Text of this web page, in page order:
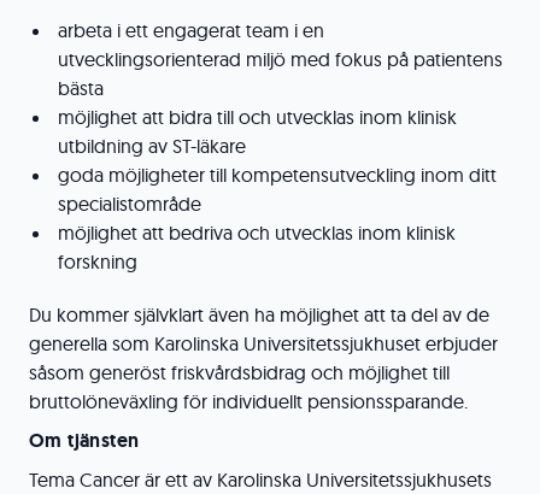
arbeta i ett engagerat team i en
utvecklingsorienterad miljö med fokus på patientens
bästa
möjlighet att bidra till och utvecklas inom klinisk
utbildning av ST-läkare
goda möjligheter till kompetensutveckling inom ditt
specialistområde
möjlighet att bedriva och utvecklas inom klinisk
forskning
Du kommer självklart även ha möjlighet att ta del av de
generella som Karolinska Universitetssjukhuset erbjuder
såsom generöst friskvårdsbidrag och möjlighet till
bruttolöneväxling för individuellt pensionssparande.
Om tjänsten
Tema Cancer är ett av Karolinska Universitetssjukhusets